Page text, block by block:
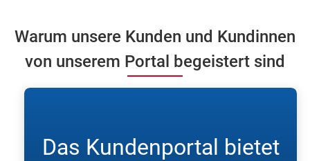
Warum unsere Kunden und Kundinnen
von unserem Portal begeistert sind
Das Kundenportal bietet